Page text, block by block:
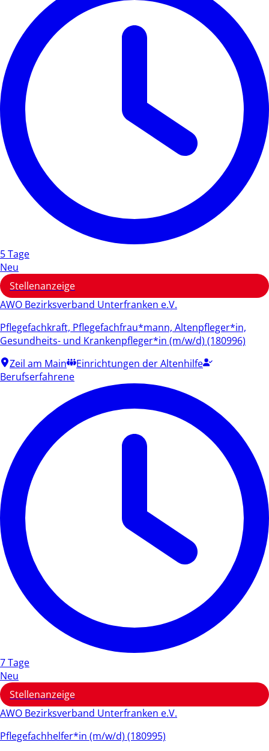
5 Tage
Neu
Stellenanzeige
AWO Bezirksverband Unterfranken e.V.
Pflegefachkraft, Pflegefachfrau*mann, Altenpfleger*in,
Gesundheits- und Krankenpfleger*in (m/w/d) (180996)
Zeil am Main
Einrichtungen der Altenhilfe
Berufserfahrene
7 Tage
Neu
Stellenanzeige
AWO Bezirksverband Unterfranken e.V.
Pflegefachhelfer*in (m/w/d) (180995)